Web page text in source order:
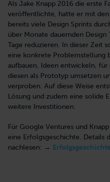
Als Jake Knapp 2016 die erste
veröffentlichte, hatte er mit den
bereits viele Design Sprints
über Monate dauernden
Tage reduzieren. In dieser Zeit
eine konkrete Problemstellung
aufbauen, Ideen entwickeln, für
diesen als Prototyp umsetzen
verproben. Auf diese Weise
Lösung und zudem eine solide
weitere Investitionen.
Für Google Ventures und
eine Erfolgsgeschichte. Details
nachlesen: →